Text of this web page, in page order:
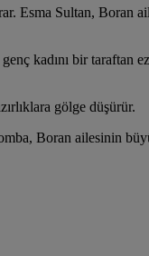
Esma Sultan,
kadını bir taraftan
gölge düşürür.
Boran ailesinin